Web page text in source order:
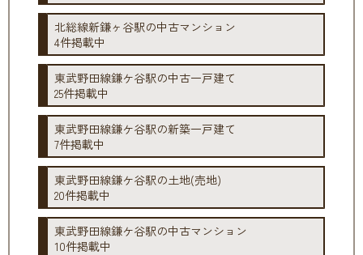
北総線新鎌ヶ谷駅の中古マンション
4件掲載中
東武野田線鎌ケ谷駅の中古一戸建て
25件掲載中
東武野田線鎌ケ谷駅の新築一戸建て
7件掲載中
東武野田線鎌ケ谷駅の土地(売地)
20件掲載中
東武野田線鎌ケ谷駅の中古マンション
10件掲載中